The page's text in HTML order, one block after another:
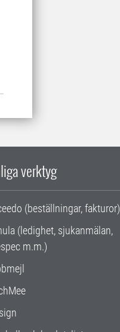
verktyg
(beställningar, fakturor)
(ledighet, sjukanmälan,
m.m.)